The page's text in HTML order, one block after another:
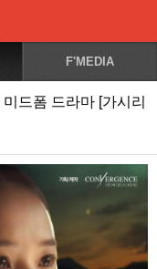
F'MEDIA
드폼 드라마 [가시리